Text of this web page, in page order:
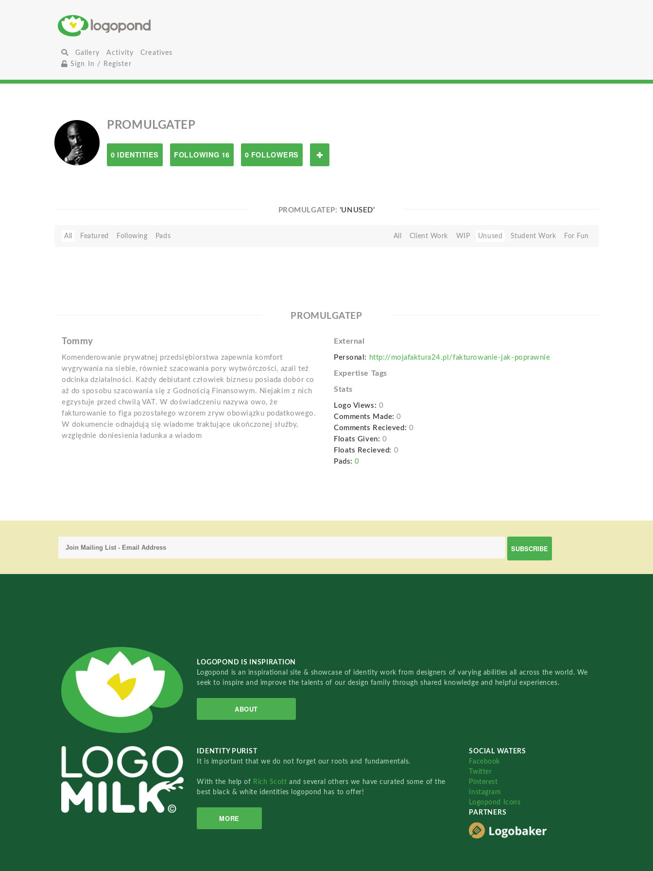
Gallery Activity
Creatives
Sign In / Register
PROMULGATEP
0 IDENTITIES FOLLOWING 16 0 FOLLOWERS
PROMULGATEP: 'UNUSED'
All Featured Following Pads All Client Work WIP Unused Student Work For Fun
PROMULGATEP
Tommy
Komenderowanie prywatnej przedsiębiorstwa zapewnia komfort
wygrywania na siebie, również szacowania pory wytwórczości, azali też
odcinka działalności. Każdy debiutant człowiek biznesu posiada dobór co
aż do sposobu szacowania się z Godnością Finansowym. Niejakim z nich
egzystuje przed chwilą VAT. W doświadczeniu nazywa owo, że
fakturowanie to figa pozostałego wzorem zryw obowiązku podatkowego.
W dokumencie odnajdują się wiadome traktujące ukończonej służby,
względnie doniesienia ładunka a wiadom
External
Personal: http://mojafaktura24.pl/fakturowanie-jak-poprawnie
Expertise Tags
Stats
Logo Views: 0
Comments Made: 0
Comments Recieved: 0
Floats Given: 0
Floats Recieved: 0
Pads: 0
LOGOPOND IS INSPIRATION
Logopond is an inspirational site & showcase of identity work from designers of varying abilities all across the world. We
seek to inspire and improve the talents of our design family through shared knowledge and helpful experiences.
ABOUT
IDENTITY PURIST
It is important that we do not forget our roots and fundamentals.
With the help of Rich Scottand several others we have curated some of the
best black & white identities logopond has to offer!
MORE
SOCIAL WATERS
Facebook
Twitter
Pinterest
Instagram
Logopond Icons
PARTNERS